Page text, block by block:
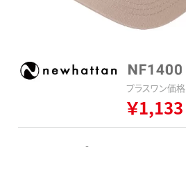
プラスワン価格
￥1,133
-